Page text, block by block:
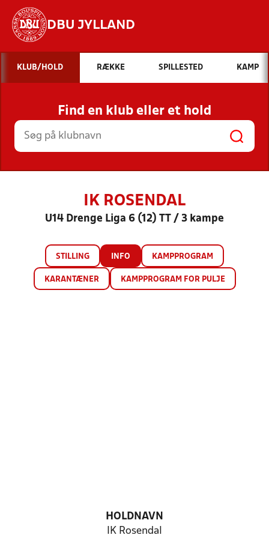
DBU JYLLAND
Hvad vil du søge efter?
INDHOLD OG NYHEDER
STILLINGER, RESULTATER, KLUBBER OG
HOLD
KLUB/HOLD RÆKKE SPILLESTED KAMP
Find en klub eller et hold
IK ROSENDAL
U14 Drenge Liga 6 (12) TT / 3 kampe
STILLING INFO KAMPPROGRAM
KARANTÆNER KAMPPROGRAM FOR PULJE
HOLDNAVN
IK Rosendal